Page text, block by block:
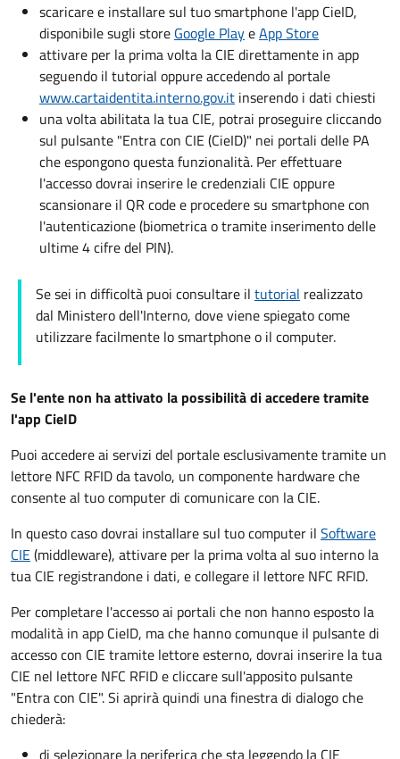
scaricare e installare sul tuo smartphone l'app CieID,
disponibile sugli store Google PlayeApp Store
attivare per la prima volta la CIE direttamente in app
seguendo il tutorial oppure accedendo al portale
www.cartaidentita.interno.gov.it inserendo i dati chiesti
una volta abilitata la tua CIE, potrai proseguire cliccando
sul pulsante "Entra con CIE (CieID)" nei portali delle PA
che espongono questa funzionalità. Per effettuare
l'accesso dovrai inserire le credenziali CIE oppure
scansionare il QR code e procedere su smartphone con
l'autenticazione (biometrica o tramite inserimento delle
ultime 4 cifre del PIN).
Se sei in difficoltà puoi consultare il tutorial realizzato
dal Ministero dell'Interno, dove viene spiegato come
utilizzare facilmente lo smartphone o il computer.
Se l'ente non ha attivato la possibilità di accedere tramite
l'app CieID
Puoi accedere ai servizi del portale esclusivamente tramite un
lettore NFC RFID da tavolo, un componente hardware che
consente al tuo computer di comunicare con la CIE.
In questo caso dovrai installare sul tuo computer il Software
CIE(middleware), attivare per la prima volta al suo interno la
tua CIE registrandone i dati, e collegare il lettore NFC RFID.
Per completare l'accesso ai portali che non hanno esposto la
modalità in app CieID, ma che hanno comunque il pulsante di
accesso con CIE tramite lettore esterno, dovrai inserire la tua
CIE nel lettore NFC RFID e cliccare sull'apposito pulsante
"Entra con CIE". Si aprirà quindi una finestra di dialogo che
chiederà:
di selezionare la periferica che sta leggendo la CIE